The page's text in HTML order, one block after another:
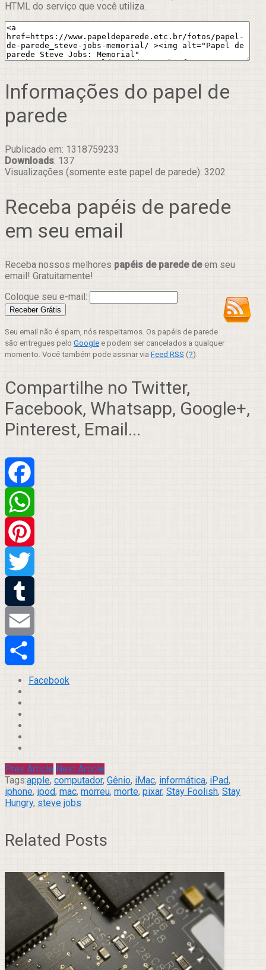
HTML do serviço que você utiliza.
Informações do papel de
parede
Publicado em: 1318759233
Downloads: 137
Visualizações (somente este papel de parede): 3202
Receba papéis de parede
em seu email
Receba nossos melhores papéis de parede deem seu
email! Gratuitamente!
Coloque seu e-mail:
Seu email não é spam, nós respeitamos. Os papéis de parede
são entregues pelo Google e podem ser cancelados a qualquer
momento. Você também pode assinar via Feed RSS (?).
Compartilhe no Twitter,
Facebook, Whatsapp, Google+,
Pinterest, Email...
Facebook
WhatsApp
Pinterest
Twitter
Tumblr
Email
Compartilhar
Facebook
Prev Article Next Article
Tags:apple, computador, Gênio, iMac, informática, iPad,
iphone, ipod, mac, morreu, morte, pixar, Stay Foolish, Stay
Hungry, steve jobs
Related Posts